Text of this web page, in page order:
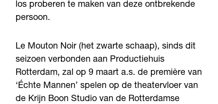
los proberen te maken van deze ontbrekende
persoon.
Le Mouton Noir (het zwarte schaap), sinds dit
seizoen verbonden aan Productiehuis
Rotterdam, zal op 9 maart a.s. de première van
‘Échte Mannen’ spelen op de theatervloer van
de Krijn Boon Studio van de Rotterdamse